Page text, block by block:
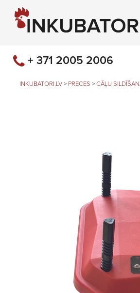
+ 371 2005 2006
INKUBATORI.LV > PRECES > CĀĻU